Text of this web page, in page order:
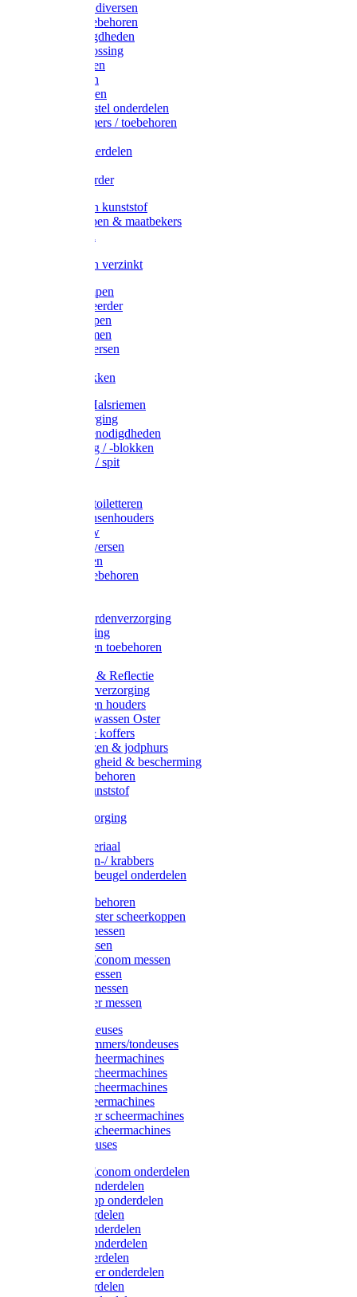
Koe / Stier diversen
Melkers toebehoren
Stalbenodigdheden
Kalververlossing
Stierenringen
Onthoornen
Kalverflessen
Koerugborstel onderdelen
Kalveremmers / toebehoren
Koelift onderdelen
Uieronthaarder
Voerbakken kunststof
Voerscheppen & maatbekers
Voerbakken verzinkt
Warmtelampen
Staartcoupeerder
Biggenkappen
Neuskrammen
Varken diversen
Varkensbakken
Halsters / Halsriemen
Hoefverzorging
Lammer benodigdheden
Ramdektuig / -blokken
Vastzetpen / spit
Poetsen & toiletteren
Zadel-/Trensenhouders
Halstertouw
Halsters diversen
Hoofdstellen
Zadel & toebehoren
Rapide paardenverzorging
Ruiter kleding
Hoofdstellen toebehoren
Verlichting & Reflectie
Rapide leerverzorging
Likstenen en houders
Poetsen & wassen Oster
Poetssets & koffers
Ruiter laarzen & jodphurs
Ruiter veiligheid & bescherming
Ruiter - toebehoren
Voerbak kunststof
Klauwverzorging
Injectiemateriaal
Hoefmessen-/ krabbers
Hoefbekapbeugel onderdelen
Messen toebehoren
Moser & Oster scheerkoppen
Hauptner messen
Liscop messen
Aesculap/Econom messen
Heiniger messen
Constanta messen
FarmClipper messen
Moser tondeuses
Overige trimmers/tondeuses
Heiniger scheermachines
Hauptner scheermachines
Aesculap scheermachines
Liscop scheermachines
FarmClipper scheermachines
Constanta scheermachines
Wahl tondeuses
Aesculap/Econom onderdelen
Hauptner onderdelen
Lister/Liscop onderdelen
Eider onderdelen
Heiniger onderdelen
Constanta onderdelen
Moser onderdelen
Farm Clipper onderdelen
Oster onderdelen